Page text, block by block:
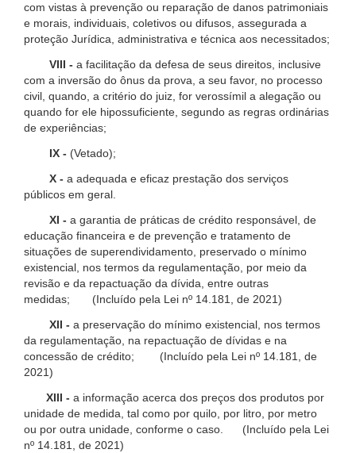
com vistas à prevenção ou reparação de danos patrimoniais
e morais, individuais, coletivos ou difusos, assegurada a
proteção Jurídica, administrativa e técnica aos necessitados;
VIII - a facilitação da defesa de seus direitos, inclusive
com a inversão do ônus da prova, a seu favor, no processo
civil, quando, a critério do juiz, for verossímil a alegação ou
quando for ele hipossuficiente, segundo as regras ordinárias
de experiências;
IX - (Vetado);
X - a adequada e eficaz prestação dos serviços
públicos em geral.
XI - a garantia de práticas de crédito responsável, de
educação financeira e de prevenção e tratamento de
situações de superendividamento, preservado o mínimo
existencial, nos termos da regulamentação, por meio da
revisão e da repactuação da dívida, entre outras
medidas; (Incluído pela Lei nº 14.181, de 2021)
XII - a preservação do mínimo existencial, nos termos
da regulamentação, na repactuação de dívidas e na
concessão de crédito; (Incluído pela Lei nº 14.181, de
2021)
XIII - a informação acerca dos preços dos produtos por
unidade de medida, tal como por quilo, por litro, por metro
ou por outra unidade, conforme o caso. (Incluído pela Lei
nº 14.181, de 2021)